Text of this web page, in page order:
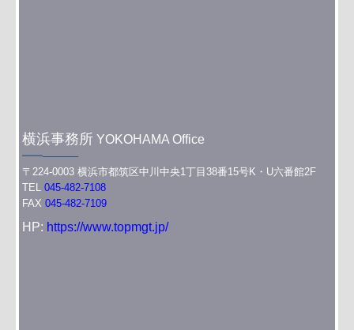
横浜事務所 YOKOHAMA Office
━━─────
〒224-0003 横浜市都筑区中川中央1丁目38番15号K・U六番館2F
TEL045-482-7108
FAX045-482-7109
HP: https://www.topmgt.jp/